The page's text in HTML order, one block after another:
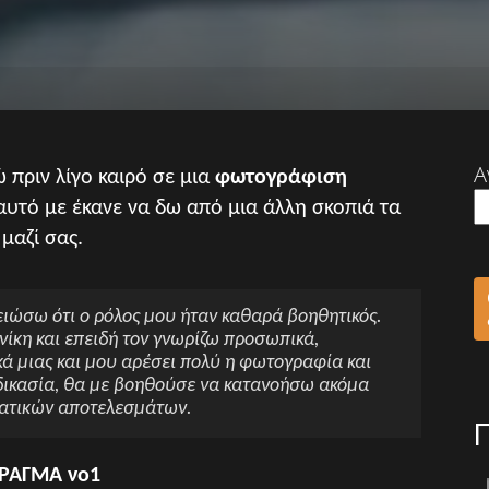
λίγο καιρό σε μια φωτογράφιση
με έκανε να δω από μια άλλη σκοπιά τα
σας.
ότι ο ρόλος μου ήταν καθαρά βοηθητικός.
και επειδή τον γνωρίζω προσωπικά,
μιας και μου αρέσει πολύ η φωτογραφία και
θα με βοηθούσε να κατανοήσω ακόμα
αποτελεσμάτων.
νο1